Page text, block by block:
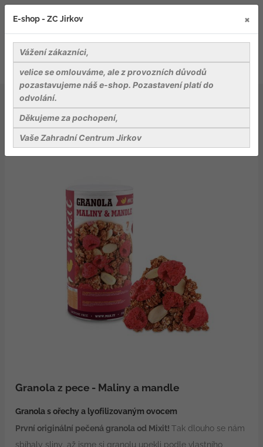
Delikatesy
Granola z pece - Maliny a mandle
Granola z pece - Maliny a mandle
Granola s ořechy a lyofilizovaným ovocem
První originální pečená granola od Mixit! Tak dlouho se nám
sbíhaly sliny, až jsme si granolu upekli podle vlastního
E-shop - ZC Jirkov ×
Vážení zákazníci,
velice se omlouváme, ale z provozních důvodů
pozastavujeme náš e-shop. Pozastavení platí do
odvolání.
Děkujeme za pochopení,
Vaše Zahradní Centrum Jirkov